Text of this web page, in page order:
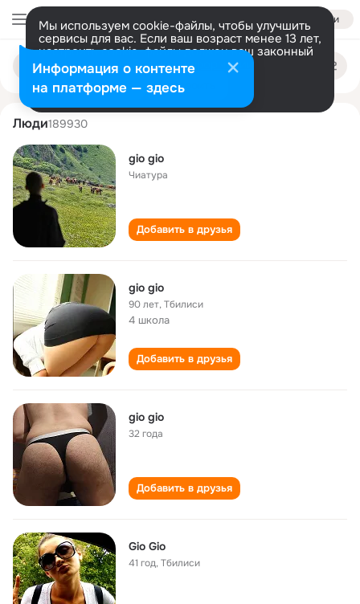
Войти
Мы используем cookie-файлы, чтобы улучшить
сервисы для вас. Если ваш возраст менее 13 лет,
настроить cookie-файлы должен ваш законный
представитель. Больше информации
Разрешить все Настроить
Поиск
людям
gio gio
Люди189930
gio gio
Чиатура
Добавить в друзья
gio gio
90 лет,Тбилиси
4 школа
Добавить в друзья
gio gio
32 года
Добавить в друзья
Gio Gio
41 год,Тбилиси
Информация о контенте
на платформе — здесь